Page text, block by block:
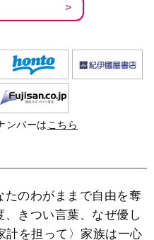
ンバーは こちら
たのわがままで自由を奪
、きつい言葉、なぜ優し
計を担って〉家族は一心